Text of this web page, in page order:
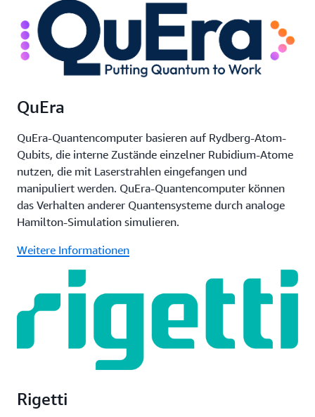
QuEra
QuEra-Quantencomputer basieren auf Rydberg-Atom-
Qubits, die interne Zustände einzelner Rubidium-Atome
nutzen, die mit Laserstrahlen eingefangen und
manipuliert werden. QuEra-Quantencomputer können
das Verhalten anderer Quantensysteme durch analoge
Hamilton-Simulation simulieren.
Weitere Informationen
Rigetti